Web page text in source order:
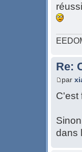
Re:
par
C'est
dans